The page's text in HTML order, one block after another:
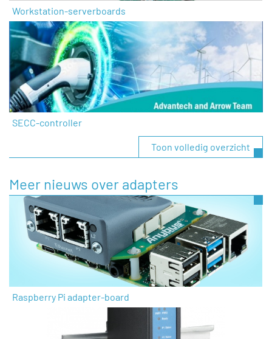
Workstation-serverboards
SECC-controller
Toon volledig overzicht
Meer nieuws over adapters
Raspberry Pi adapter-board